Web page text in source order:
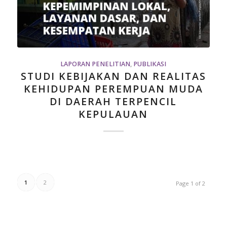
LAPORAN PENELITIAN, PUBLIKASI
STUDI KEBIJAKAN DAN REALITAS
KEHIDUPAN PEREMPUAN MUDA
DI DAERAH TERPENCIL
KEPULAUAN
Page 1 of 2
1 2